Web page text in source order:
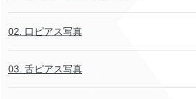
02. 口ピアス写真
03. 舌ピアス写真